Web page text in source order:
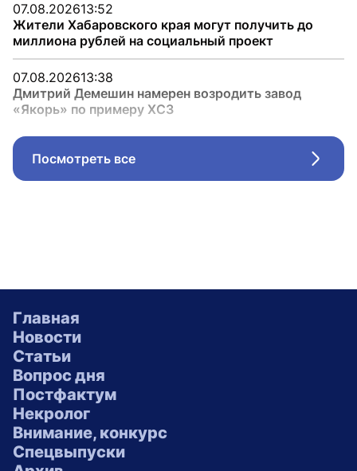
07.08.202613:52
Жители Хабаровского края могут получить до
миллиона рублей на социальный проект
07.08.202613:38
Дмитрий Демешин намерен возродить завод
«Якорь» по примеру ХСЗ
Посмотреть все
Главная
Новости
Статьи
Вопрос дня
Постфактум
Некролог
Внимание, конкурс
Спецвыпуски